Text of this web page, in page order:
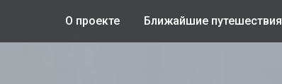
О проекте Ближайшие путешествия